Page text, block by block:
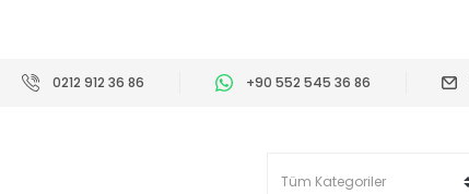
0212 912 36 86 +90 552 545 36 86